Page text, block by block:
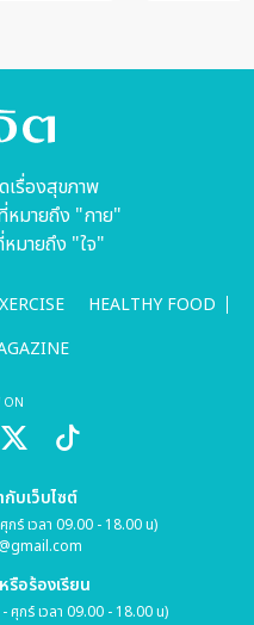
เรื่องสุขภาพ
มายถึง "กาย"
มายถึง "ใจ"
HEALTHY FOOD
ON
บเว็บไซต์
ร์ เวลา 09.00 - 18.00 น)
อร้องเรียน
กร์ เวลา 09.00 - 18.00 น)